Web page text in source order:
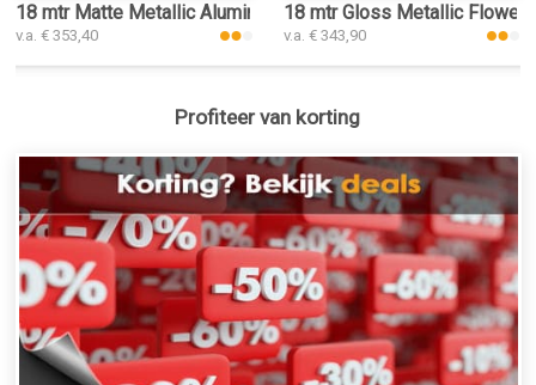
18 mtr Matte Metallic Aluminium Silver 3100 plakplastic
v.a. € 353,40
18 mtr Gloss Metallic Flower
v.a. € 343,90
Profiteer van korting